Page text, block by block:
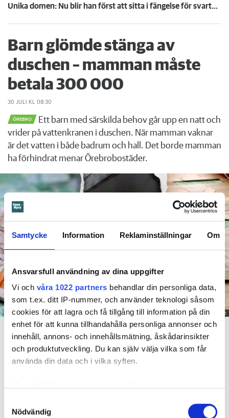
Samtycke Information Reklaminställningar Om
Ansvarsfull användning av dina uppgifter
Vi och våra 1022 partners behandlar din personliga data,
som t.ex. ditt IP-nummer, och använder teknologi såsom
cookies för att lagra och få tillgång till information på din
enhet för att kunna tillhandahålla personliga annonser och
innehåll, annons- och innehållsmätning, åskådarinsikter
och produktutveckling. Du kan själv välja vilka som får
använda din data och i vilka syften.
som kan ha en noggrannhet på upp till flera meter
Nödvändig
Unika domen: Nu blir han först att sitta i fängelse för svartuthyrning
Barn glömde stänga av
duschen – mamman måste
betala 300 000
30 JULI KL 08:30
ÖREBRO
Ett barn med särskilda behov går upp en natt och
vrider på vattenkranen i duschen. När mamman vaknar
är det vatten i både badrum och hall. Det borde mamman
ha förhindrat menar Örebrobostäder.
Foto: Getty/ Tommy Andersson/ Anna Rytterbrant
En mamma får betala 300 000 kronor efter att ett barn satt på en vattenkran. Arkivbild
från en annan vattenskada.
Dela
med autism vaknar och går till badrummet. Där vrider barnet
på kranen i duschen. Men hen stänger aldrig av vattnet.